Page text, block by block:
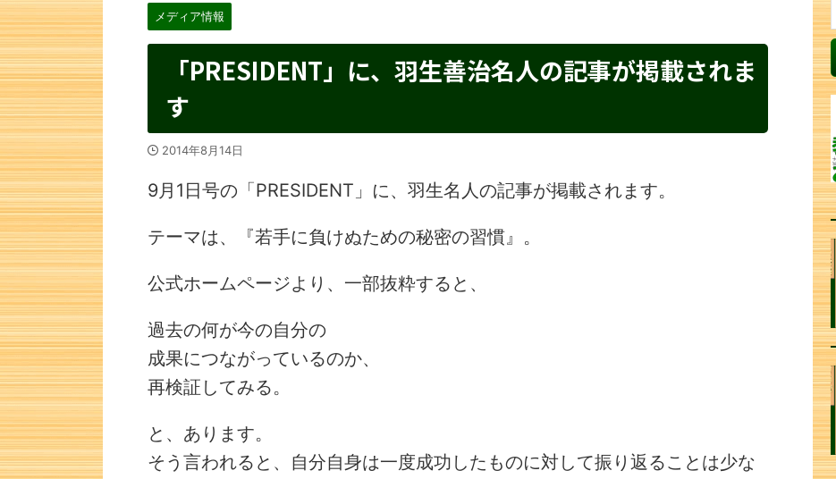
メディア情報
「PRESIDENT」に、羽生善治名人の記事が掲載されま
す
2014年8月14日
9月1日号の「PRESIDENT」に、羽生名人の記事が掲載されます。
テーマは、『若手に負けぬための秘密の習慣』。
公式ホームページより、一部抜粋すると、
過去の何が今の自分の
成果につながっているのか、
再検証してみる。
と、あります。
そう言われると、自分自身は一度成功したものに対して振り返ることは少な